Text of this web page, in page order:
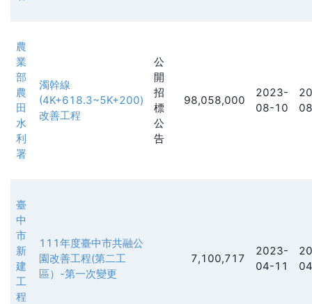
農
業
部
農
田
水
利
署
濁幹線
(4K+618.3~5K+200)
改善工程
公
開
招
標
公
告
98,058,000
2023-
08-10
臺
中
市
新
建
工
程
111年度臺中市共融公
園改善工程(第二工
區）-第一次變更
7,100,717
2023-
04-11